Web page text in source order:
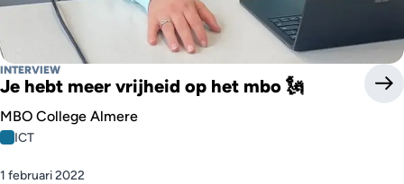
INTERVIEW
Je hebt meer vrijheid op het mbo 🗽
MBO College Almere
ICT
1 februari 2022